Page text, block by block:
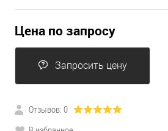
Цена по запросу
Запросить цену
Отзывов: 0